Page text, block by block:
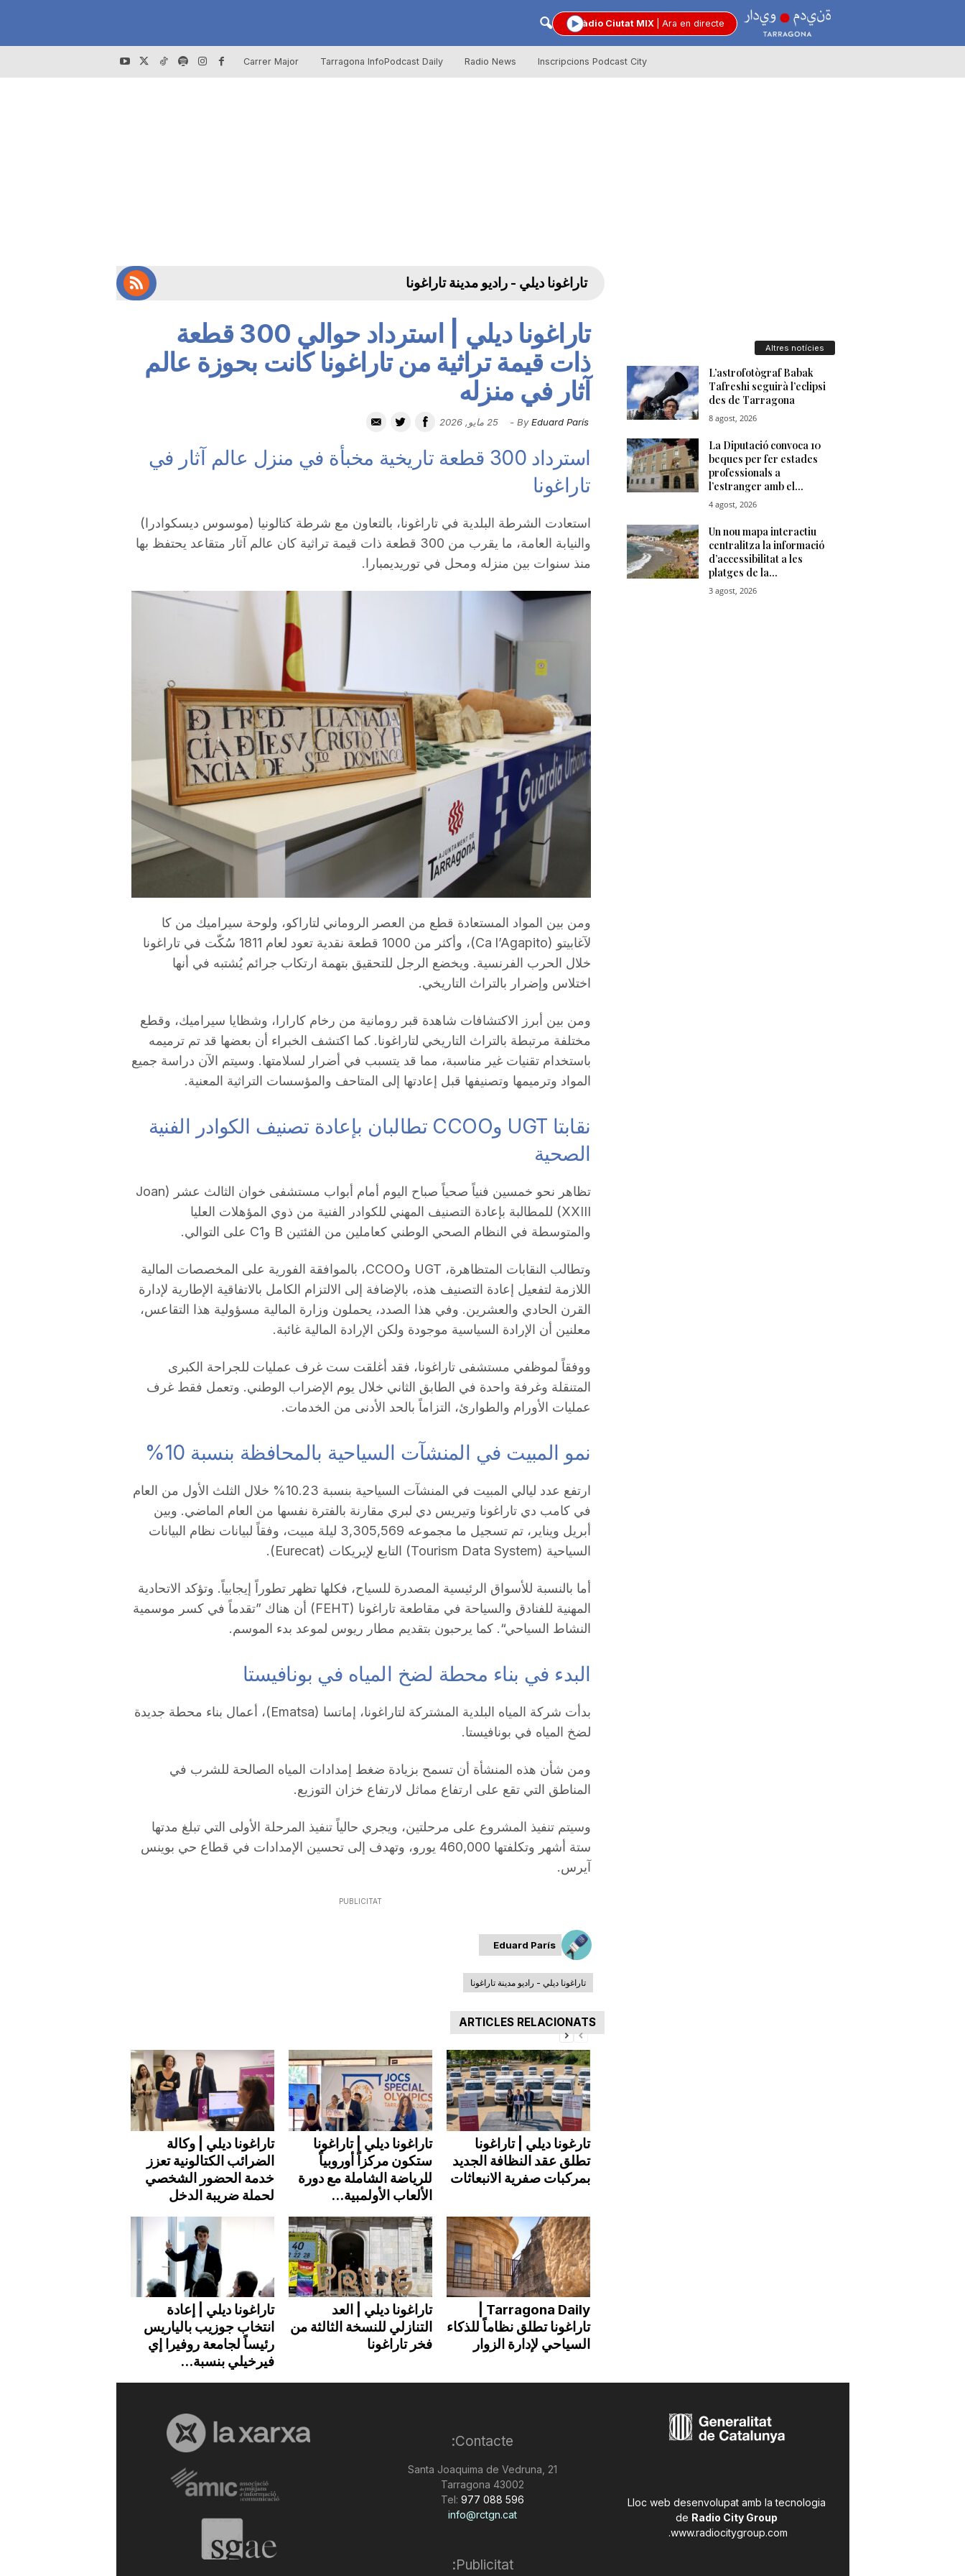
R
t
t
d
e
Ara en directe
Ràdio Ciutat MIX
Carrer Major Tarragona InfoPodcast Daily Radio News Inscripcions Podcast City
تاراغونا ديلي - راديو مدينة تاراغونا
تاراغونا ديلي | استرداد حوالي 300 قطعة
ذات قيمة تراثية من تاراغونا كانت بحوزة عالم
آثار في منزله
By Eduard París
- 25 مايو, 2026
استرداد 300 قطعة تاريخية مخبأة في منزل عالم آثار في
تاراغونا
استعادت الشرطة البلدية في تاراغونا، بالتعاون مع شرطة كتالونيا (موسوس ديسكوادرا)
والنيابة العامة، ما يقرب من 300 قطعة ذات قيمة تراثية كان عالم آثار متقاعد يحتفظ بها
منذ سنوات بين منزله ومحل في توريديمبارا.
ومن بين المواد المستعادة قطع من العصر الروماني لتاراكو، ولوحة سيراميك من كا
لآغابيتو (Ca l’Agapito)، وأكثر من 1000 قطعة نقدية تعود لعام 1811 سُكّت في تاراغونا
خلال الحرب الفرنسية. ويخضع الرجل للتحقيق بتهمة ارتكاب جرائم يُشتبه في أنها
اختلاس وإضرار بالتراث التاريخي.
ومن بين أبرز الاكتشافات شاهدة قبر رومانية من رخام كارارا، وشظايا سيراميك، وقطع
مختلفة مرتبطة بالتراث التاريخي لتاراغونا. كما اكتشف الخبراء أن بعضها قد تم ترميمه
باستخدام تقنيات غير مناسبة، مما قد يتسبب في أضرار لسلامتها. وسيتم الآن دراسة جميع
المواد وترميمها وتصنيفها قبل إعادتها إلى المتاحف والمؤسسات التراثية المعنية.
نقابتا UGT وCCOO تطالبان بإعادة تصنيف الكوادر الفنية
الصحية
تظاهر نحو خمسين فنياً صحياً صباح اليوم أمام أبواب مستشفى خوان الثالث عشر (Joan
XXIII) للمطالبة بإعادة التصنيف المهني للكوادر الفنية من ذوي المؤهلات العليا
والمتوسطة في النظام الصحي الوطني كعاملين من الفئتين B وC1 على التوالي.
وتطالب النقابات المتظاهرة، UGT وCCOO، بالموافقة الفورية على المخصصات المالية
اللازمة لتفعيل إعادة التصنيف هذه، بالإضافة إلى الالتزام الكامل بالاتفاقية الإطارية لإدارة
القرن الحادي والعشرين. وفي هذا الصدد، يحملون وزارة المالية مسؤولية هذا التقاعس،
معلنين أن الإرادة السياسية موجودة ولكن الإرادة المالية غائبة.
ووفقاً لموظفي مستشفى تاراغونا، فقد أغلقت ست غرف عمليات للجراحة الكبرى
المتنقلة وغرفة واحدة في الطابق الثاني خلال يوم الإضراب الوطني. وتعمل فقط غرف
عمليات الأورام والطوارئ، التزاماً بالحد الأدنى من الخدمات.
نمو المبيت في المنشآت السياحية بالمحافظة بنسبة 10%
ارتفع عدد ليالي المبيت في المنشآت السياحية بنسبة 10.23% خلال الثلث الأول من العام
في كامب دي تاراغونا وتيريس دي لبري مقارنة بالفترة نفسها من العام الماضي. وبين
أبريل ويناير، تم تسجيل ما مجموعه 3,305,569 ليلة مبيت، وفقاً لبيانات نظام البيانات
السياحية (Tourism Data System) التابع لإيريكات (Eurecat).
أما بالنسبة للأسواق الرئيسية المصدرة للسياح، فكلها تظهر تطوراً إيجابياً. وتؤكد الاتحادية
المهنية للفنادق والسياحة في مقاطعة تاراغونا (FEHT) أن هناك ”تقدماً في كسر موسمية
النشاط السياحي“. كما يرحبون بتقديم مطار ريوس لموعد بدء الموسم.
البدء في بناء محطة لضخ المياه في بونافيستا
بدأت شركة المياه البلدية المشتركة لتاراغونا، إماتسا (Ematsa)، أعمال بناء محطة جديدة
لضخ المياه في بونافيستا.
ومن شأن هذه المنشأة أن تسمح بزيادة ضغط إمدادات المياه الصالحة للشرب في
المناطق التي تقع على ارتفاع مماثل لارتفاع خزان التوزيع.
وسيتم تنفيذ المشروع على مرحلتين، ويجري حالياً تنفيذ المرحلة الأولى التي تبلغ مدتها
ستة أشهر وتكلفتها 460,000 يورو، وتهدف إلى تحسين الإمدادات في قطاع حي بوينس
آيرس.
PUBLICITAT
Eduard París
تاراغونا ديلي - راديو مدينة تاراغونا
ARTICLES RELACIONATS
تاراغونا ديلي | وكالة
الضرائب الكتالونية تعزز
خدمة الحضور الشخصي
لحملة ضريبة الدخل
تاراغونا ديلي | تاراغونا
ستكون مركزاً أوروبياً
للرياضة الشاملة مع دورة
الألعاب الأولمبية...
تارغونا ديلي | تاراغونا
تطلق عقد النظافة الجديد
بمركبات صفرية الانبعاثات
تاراغونا ديلي | إعادة
انتخاب جوزيب بالياريس
رئيساً لجامعة روفيرا إي
فيرخيلي بنسبة...
تاراغونا ديلي | العد
التنازلي للنسخة الثالثة من
فخر تاراغونا
تاراغونا تطلق نظاماً للذكاء
السياحي لإدارة الزوار
Altres notícies
Contacte:
Santa Joaquima de Vedruna, 21
43002 Tarragona
Tel: 977 088 596
info@rctgn.cat
Publicitat:
Lloc web desenvolupat amb la tecnologia
de Radio City Group
www.radiocitygroup.com
.